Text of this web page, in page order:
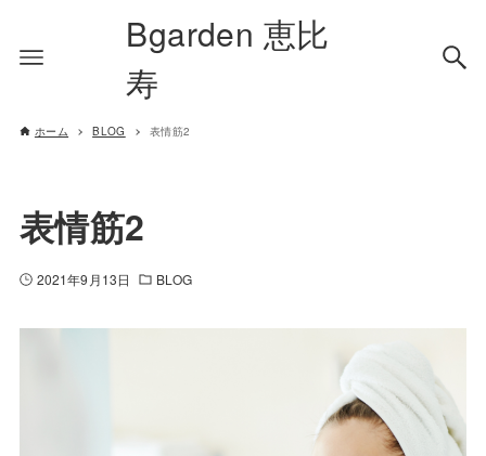
Bgarden 恵比
寿
ホーム BLOG 表情筋2
表情筋2
2021年9月13日 BLOG